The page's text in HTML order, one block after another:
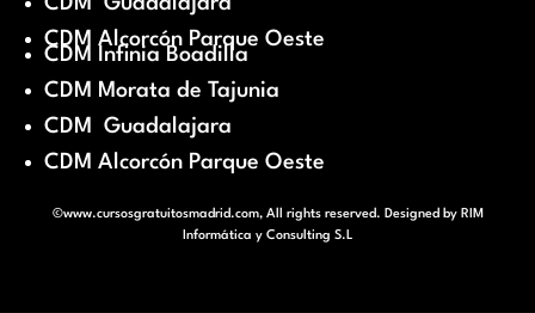
CDM Alcorcón Parque Oeste
CDM Infinia Boadilla
CDM Morata de Tajunia
CDM Guadalajara
CDM Alcorcón Parque Oeste
©www.cursosgratuitosmadrid.com, All rights reserved. Designed by RIM
Informática y Consulting S.L